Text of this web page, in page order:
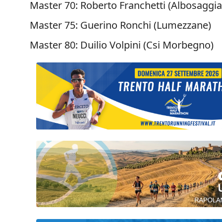
Master 70: Roberto Franchetti
Master 75: Guerino Ronchi (Lumezzane)
Master 80: Duilio Volpini (Csi Morbegno)